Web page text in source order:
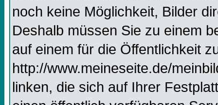
noch keine Möglichkeit, Bilder
Deshalb müssen Sie zu einem
auf einem für die Öffentlichkeit
http://www.meineseite.de/
linken, die sich auf Ihrer